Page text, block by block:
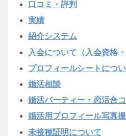
口コミ・評判
実績
紹介システム
入会について（入会資格
プロフィールシートにつ
婚活相談
婚活パーティー・恋活合
婚活用プロフィール写真
未接種証明について